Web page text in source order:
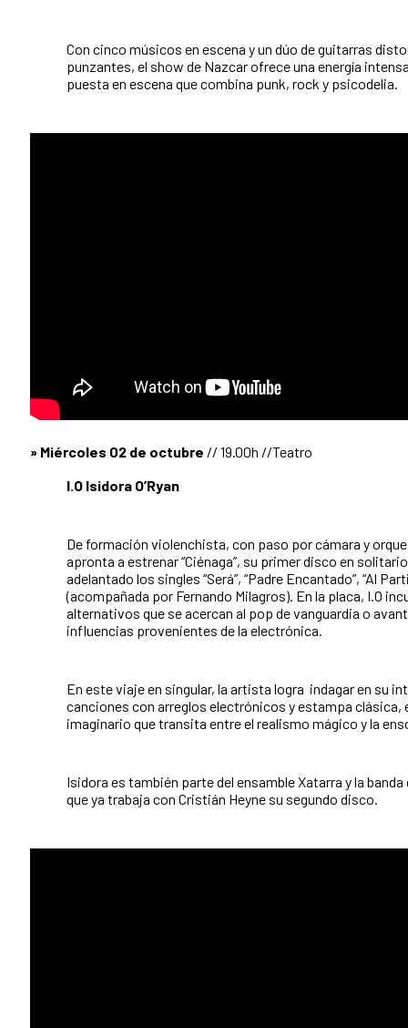
Con cinco músicos en escena y un dúo de guitarras
punzantes, el show de Nazcar ofrece una energía
puesta en escena que combina punk, rock y psicodelia.
» Miércoles 02 de octubre // 19.00h //Teatro
I.O Isidora O’Ryan
De formación violenchista, con paso por cámara y
apronta a estrenar “Ciénaga”, su primer disco en
adelantado los singles “Será”, “Padre Encantado”, “Al
(acompañada por Fernando Milagros). En la placa, I.O
alternativos que se acercan al pop de vanguardia o
influencias provenientes de la electrónica.
En este viaje en singular, la artista logra indagar en su
canciones con arreglos electrónicos y estampa clásica,
imaginario que transita entre el realismo mágico y la
Isidora es también parte del ensamble Xatarra y la
que ya trabaja con Cristián Heyne su segundo disco.